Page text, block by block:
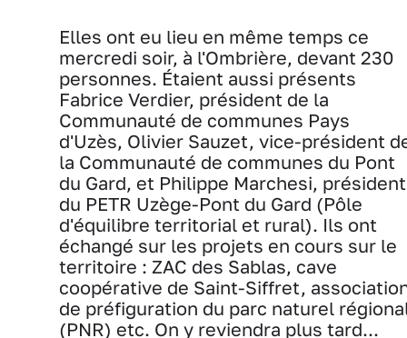
Elles ont eu lieu en même temps ce
mercredi soir, à l'Ombrière, devant 230
personnes. Étaient aussi présents
Fabrice Verdier, président de la
Communauté de communes Pays
d'Uzès, Olivier Sauzet, vice-président
la Communauté de communes du Pont
du Gard, et Philippe Marchesi, président
du PETR Uzège-Pont du Gard (Pôle
d'équilibre territorial et rural). Ils ont
échangé sur les projets en cours sur le
territoire : ZAC des Sablas, cave
coopérative de Saint-Siffret,
de préfiguration du parc naturel
(PNR) etc. On y reviendra plus tard...